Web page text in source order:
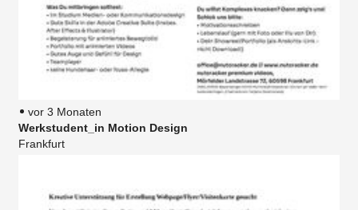
vor 3 Monaten
Werkstudent_in Motion Design
Frankfurt